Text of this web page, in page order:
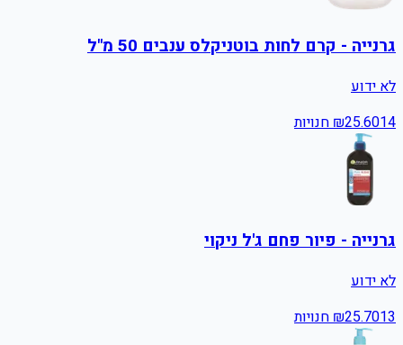
גרנייה - קרם לחות בוטניקלס ענבים 50 מ"ל
לא ידוע
₪25.6014 חנויות
גרנייה - פיור פחם ג'ל ניקוי
לא ידוע
₪25.7013 חנויות